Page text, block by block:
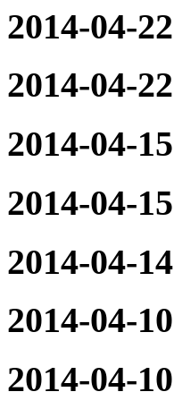
2014-04-22
2014-04-22
2014-04-15
2014-04-15
2014-04-14
2014-04-10
2014-04-10